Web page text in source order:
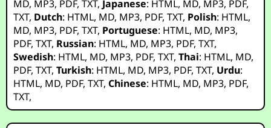
MD, MP3, PDF,TXT, Japanese: HTML, MD, MP3, PDF,
TXT, Dutch: HTML, MD, MP3, PDF,TXT, Polish: HTML,
MD, MP3, PDF,TXT, Portuguese: HTML, MD, MP3,
PDF,TXT, Russian: HTML, MD, MP3, PDF,TXT,
Swedish: HTML, MD, MP3, PDF,TXT,Thai: HTML, MD,
PDF,TXT,Turkish: HTML, MD, MP3, PDF,TXT, Urdu:
HTML, MD, PDF,TXT,Chinese: HTML, MD, MP3, PDF,
TXT,